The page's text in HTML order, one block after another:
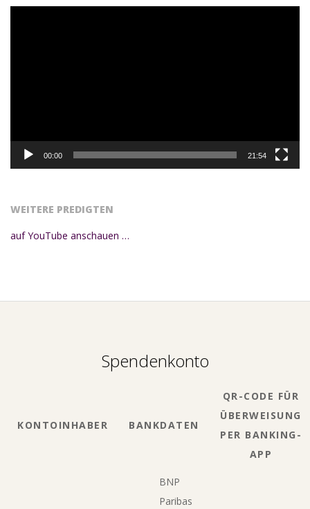
00:00 21:54
WEITERE PREDIGTEN
auf YouTube anschauen …
Spendenkonto
KONTOINHABER BANKDATEN
QR-CODE FÜR
ÜBERWEISUNG
PER BANKING-
APP
BNP
Paribas